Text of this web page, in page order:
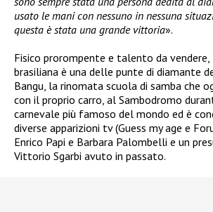
usato le mani con nessuno in nessuna
questa è stata una grande vittoria».
Fisico prorompente e talento da
brasiliana è una delle punte di diamante
Bangu, la rinomata scuola di samba che
con il proprio carro, al Sambodromo
carnevale più famoso del mondo ed è
diverse apparizioni tv (Guess my age e
Enrico Papi e Barbara Palombelli e un
Vittorio Sgarbi avuto in passato.